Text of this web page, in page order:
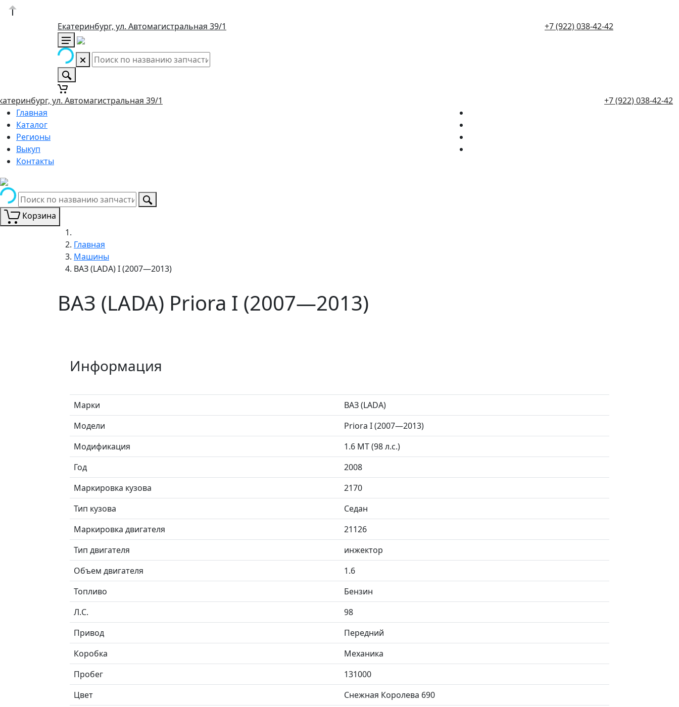
Екатеринбург, ул. Автомагистральная 39/1 +7 (922) 038-42-42
ул. Автомагистральная 39/1
+7 (922) 038-42-42
Главная
Каталог
Регионы
Выкуп
Контакты
Корзина
Главная
Машины
ВАЗ (LADA) I (2007—2013)
ВАЗ (LADA) Priora I (2007—2013)
Информация
Марки
ВАЗ (LADA)
Модели
Priora I (2007—2013)
Модификация
1.6 MT (98 л.с.)
Год
2008
Маркировка кузова
2170
Тип кузова
Седан
Маркировка двигателя
21126
Тип двигателя
инжектор
Объем двигателя
1.6
Топливо
Бензин
Л.C.
98
Привод
Передний
Коробка
Механика
Пробег
131000
Цвет
Снежная Королева 690